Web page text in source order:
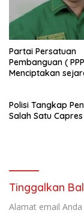
Partai Persatuan
Pembanguan (
Menciptakan
Buru (Namlea).
Polisi Tangkap
Salah Satu Capres
Tinggalkan
Alamat email